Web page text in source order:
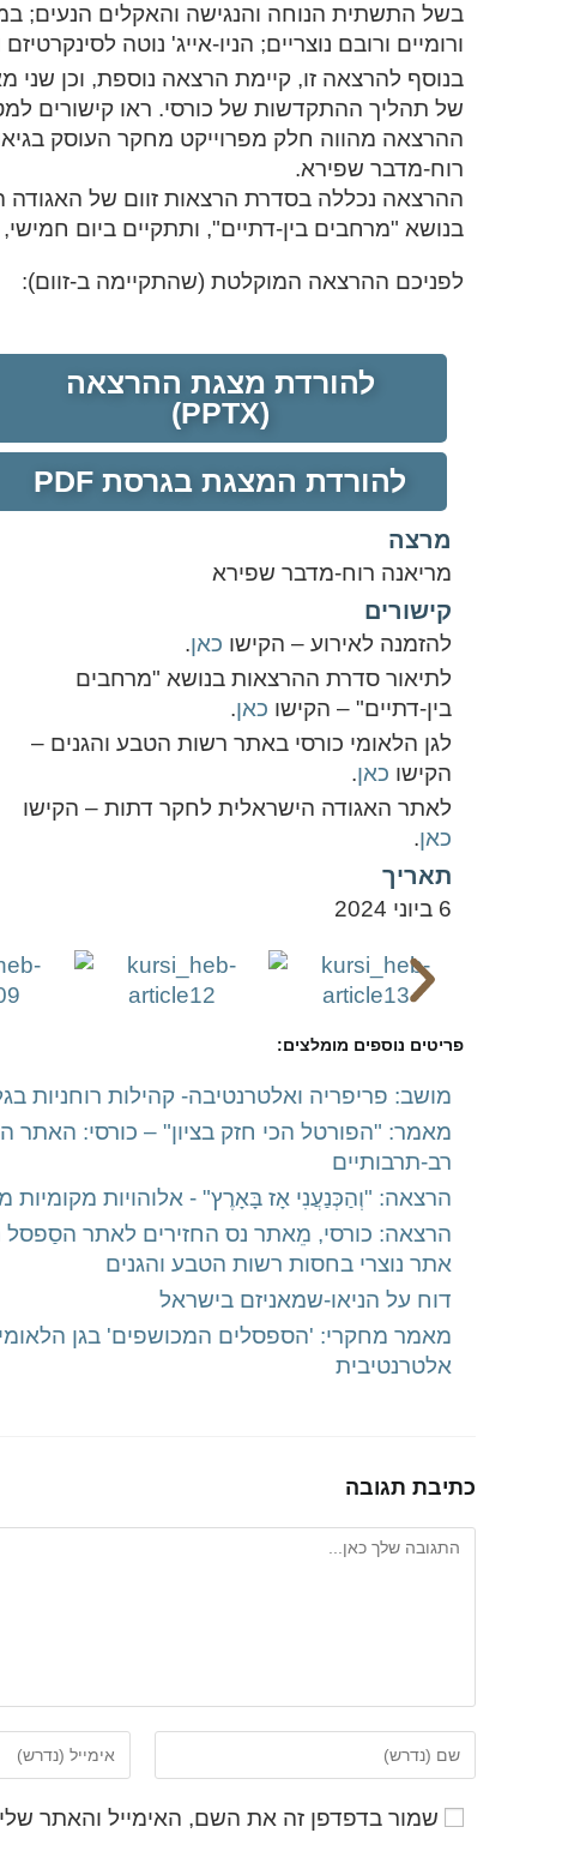
בשל התשתית הנוחה והנגישה והאקלים הנעים;
ורומיים ורובם נוצריים; הניו-אייג' נוטה
בנוסף להרצאה זו, קיימת הרצאה נוספת, וכן
של תהליך ההתקדשות של כורסי. ראו קישורים
ההרצאה מהווה חלק מפרוייקט מחקר העוסק
רוח-מדבר שפירא.
בנושא "מרחבים בין-דתיים", ותתקיים ביום חמישי, כ"ט אייר תשפ"ד, 6
לפניכם ההרצאה המוקלטת (שהתקיימה ב-זוום):
להורדת מצגת ההרצאה
(PPTX)
להורדת המצגת בגרסת PDF
מרצה
מריאנה רוח-מדבר שפירא
קישורים
להזמנה לאירוע – הקישו כאן.
לתיאור סדרת ההרצאות בנושא "מרחבים
בין-דתיים" – הקישו כאן.
לגן הלאומי כורסי באתר רשות הטבע והגנים –
הקישו כאן.
לאתר האגודה הישראלית לחקר דתות – הקישו
כאן.
תאריך
6 ביוני 2024
פריטים נוספים מומלצים:
מושב: פריפריה ואלטרנטיבה- קהילות רוחניות
מאמר: "הפורטל הכי חזק בציון" – כורסי: האתר
רב-תרבותיים
הרצאה: "וְהַכְּנַעֲנִי אָז בָּאָרֶץ" - אלוהויות
הרצאה: כורסי, מֵאתר נס החזירים לאתר
אתר נוצרי בחסות רשות הטבע והגנים
דוח על הניאו-שמאניזם בישראל
מאמר מחקרי: 'הספסלים המכושפים' בגן הלאומי
אלטרנטיבית
כתיבת תגובה
שמור בדפדפן זה את השם, האימייל והאתר